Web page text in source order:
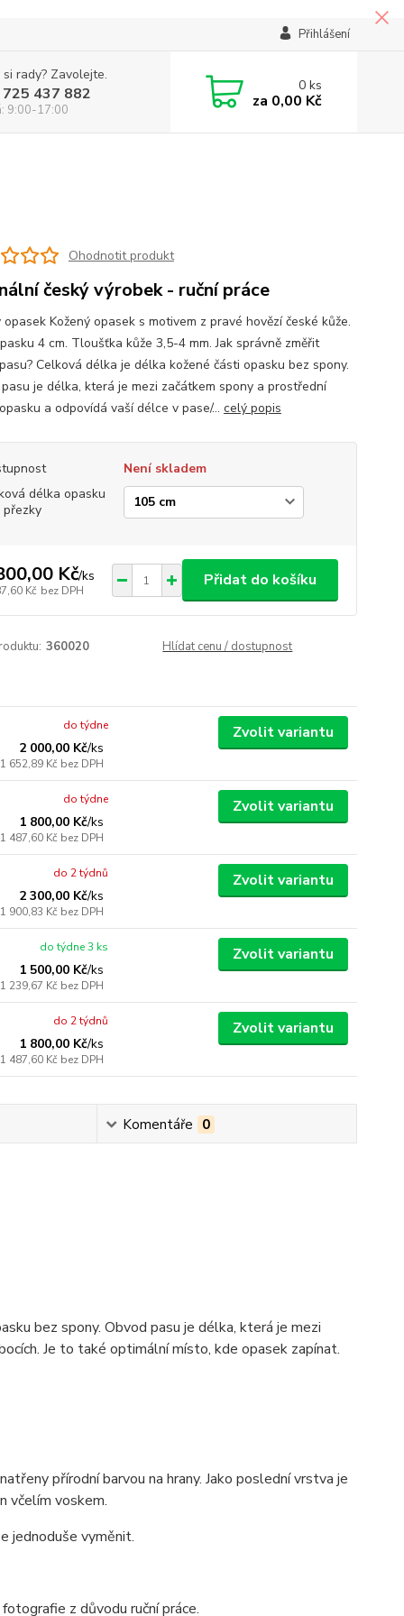
Přihlášení
rady? Zavolejte.
437 882
9:00-17:00
0ks
za 0,00 Kč
Ohodnotit produkt
český výrobek - ruční práce
opasek Kožený opasek s motivem z pravé hovězí české kůže.
4 cm. Tloušťka kůže 3,5-4 mm. Jak správně změřit
Celková délka je délka kožené části opasku bez spony.
je délka, která je mezi začátkem spony a prostřední
a odpovídá vaší délce v pase/... celý popis
Není skladem
délka opasku
přezky
Kč/ks
Kč bez DPH
Přidat do košíku
360020 Hlídat cenu / dostupnost
2 000,00 Kč/ks
1 652,89 Kč bez DPH
do týdne Zvolit variantu
1 800,00 Kč/ks
1 487,60 Kč bez DPH
do týdne Zvolit variantu
2 300,00 Kč/ks
1 900,83 Kč bez DPH
do 2 týdnů Zvolit variantu
1 500,00 Kč/ks
1 239,67 Kč bez DPH
do týdne 3 ks Zvolit variantu
1 800,00 Kč/ks
1 487,60 Kč bez DPH
do 2 týdnů Zvolit variantu
Komentáře 0
bez spony. Obvod pasu je délka, která je mezi
Je to také optimální místo, kde opasek zapínat.
přírodní barvou na hrany. Jako poslední vrstva je
včelím voskem.
jednoduše vyměnit.
z důvodu ruční práce.